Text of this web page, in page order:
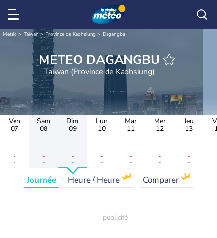
Météo Taïwan Province de Kaohsiung Dagangbu
METEO DAGANGBU
Taïwan (Province de Kaohsiung)
Ven
07
-
-
Sam
08
-
-
Dim
09
-
-
Lun
10
-
-
Mar
11
-
-
Mer
12
-
-
Jeu
13
-
-
Journée Heure / Heure Comparer